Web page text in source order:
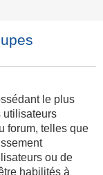
le plus
utilisateurs
forum, telles que
ou de
habilités à